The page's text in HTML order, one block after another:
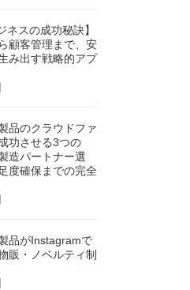
ネスの成功秘訣】
顧客管理まで、安
み出す戦略的アプ
品のクラウドファ
功させる3つの
造パートナー選
度確保までの完全
品がInstagramで
販・ノベルティ制